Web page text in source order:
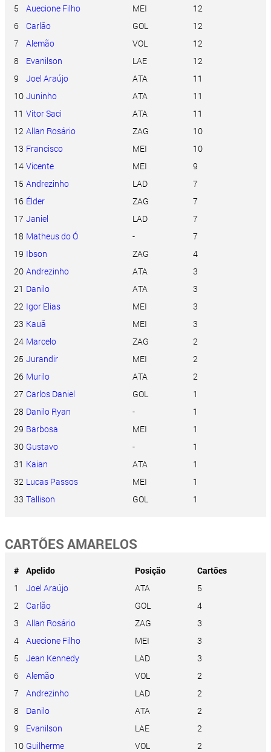
5
Auecione Filho MEI
12
6
Carlão GOL
12
7
Alemão VOL
12
8
Evanilson LAE
12
9
Joel Araújo ATA
11
10 Juninho ATA
11
11 Vitor Saci ATA
11
12 Allan Rosário ZAG
10
13 Francisco MEI
10
14 Vicente MEI
9
15 Andrezinho LAD
7
16 Élder ZAG
7
17 Janiel LAD
7
18 Matheus do Ó -
7
19 Ibson ZAG
4
20 Andrezinho ATA
3
21 Danilo ATA
3
22 Igor Elias MEI
3
23 Kauã MEI
3
24 Marcelo ZAG
2
25 Jurandir MEI
2
26 Murilo ATA
2
27 Carlos Daniel GOL
1
28 Danilo Ryan -
1
29 Barbosa MEI
1
30 Gustavo -
1
31 Kaian ATA
1
32 Lucas Passos MEI
1
33 Tallison GOL 1
CARTÕES AMARELOS
# Apelido Posição
Cartões
1
Joel Araújo ATA
5
2
Carlão GOL
4
3
Allan Rosário ZAG
3
4
Auecione Filho MEI
3
5
Jean Kennedy LAD
3
6
Alemão VOL
2
7
Andrezinho LAD
2
8
Danilo ATA
2
9
Evanilson LAE
2
10 Guilherme VOL
2